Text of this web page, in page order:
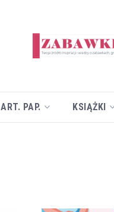
ART. PAP. KSIĄŻKI